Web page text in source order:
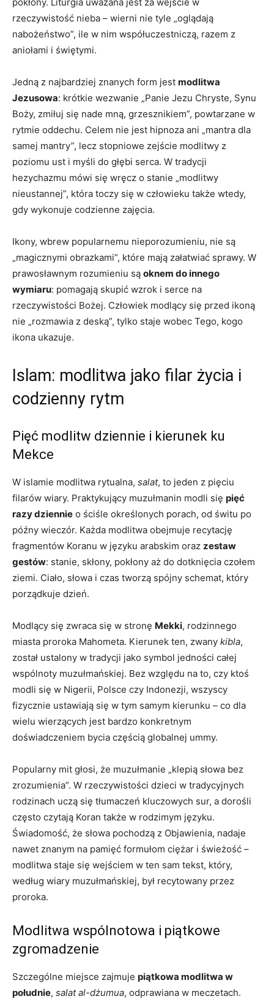
rzeczywistość nieba – wierni nie tyle „oglądają
nabożeństwo”, ile w nim współuczestniczą, razem z
aniołami i świętymi.
Jedną z najbardziej znanych form jest modlitwa
Jezusowa: krótkie wezwanie „Panie Jezu Chryste, Synu
Boży, zmiłuj się nade mną, grzesznikiem”, powtarzane w
rytmie oddechu. Celem nie jest hipnoza ani „mantra dla
samej mantry”, lecz stopniowe zejście modlitwy z
poziomu ust i myśli do głębi serca. W tradycji
hezychazmu mówi się wręcz o stanie „modlitwy
nieustannej”, która toczy się w człowieku także wtedy,
gdy wykonuje codzienne zajęcia.
Ikony, wbrew popularnemu nieporozumieniu, nie są
„magiczny­mi obrazkami”, które mają załatwiać sprawy. W
prawosławnym rozumieniu są oknem do innego
wymiaru: pomagają skupić wzrok i serce na
rzeczywistości Bożej. Człowiek modlący się przed ikoną
nie „rozmawia z deską”, tylko staje wobec Tego, kogo
ikona ukazuje.
Islam: modlitwa jako filar życia i
codzienny rytm
Pięć modlitw dziennie i kierunek ku
Mekce
W islamie modlitwa rytualna, salat, to jeden z pięciu
filarów wiary. Praktykujący muzułmanin modli się pięć
razy dziennie o ściśle określonych porach, od świtu po
późny wieczór. Każda modlitwa obejmuje recytację
fragmentów Koranu w języku arabskim oraz zestaw
gestów: stanie, skłony, pokłony aż do dotknięcia czołem
ziemi. Ciało, słowa i czas tworzą spójny schemat, który
porządkuje dzień.
Modlący się zwraca się w stronę Mekki, rodzinnego
miasta proroka Mahometa. Kierunek ten, zwany kibla,
został ustalony w tradycji jako symbol jedności całej
wspólnoty muzułmańskiej. Bez względu na to, czy ktoś
modli się w Nigerii, Polsce czy Indonezji, wszyscy
fizycznie ustawiają się w tym samym kierunku – co dla
wielu wierzących jest bardzo konkretnym
doświadczeniem bycia częścią globalnej ummy.
Popularny mit głosi, że muzułmanie „klepią słowa bez
zrozumienia”. W rzeczywistości dzieci w tradycyjnych
rodzinach uczą się tłumaczeń kluczowych sur, a dorośli
często czytają Koran także w rodzimym języku.
Świadomość, że słowa pochodzą z Objawienia, nadaje
nawet znanym na pamięć formułom ciężar i świeżość –
modlitwa staje się wejściem w ten sam tekst, który,
według wiary muzułmańskiej, był recytowany przez
proroka.
Modlitwa wspólnotowa i piątkowe
zgromadzenie
Szczególne miejsce zajmuje piątkowa modlitwa w
południe, salat al-dżumua, odprawiana w meczetach.